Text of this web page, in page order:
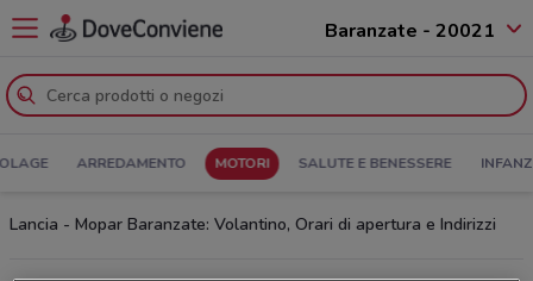
Baranzate - 20021
ARREDAMENTO MOTORI SALUTE E BENESSERE
Lancia - Mopar Baranzate: Volantino, Orari di apertura e Indirizzi